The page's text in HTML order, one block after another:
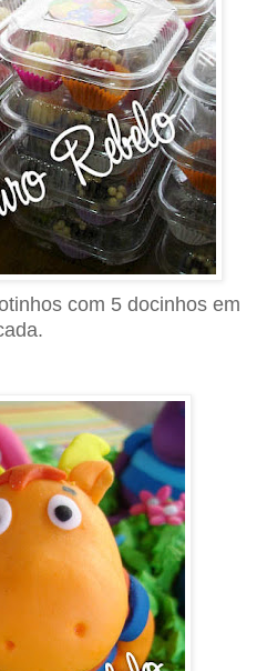
com 5 docinhos em